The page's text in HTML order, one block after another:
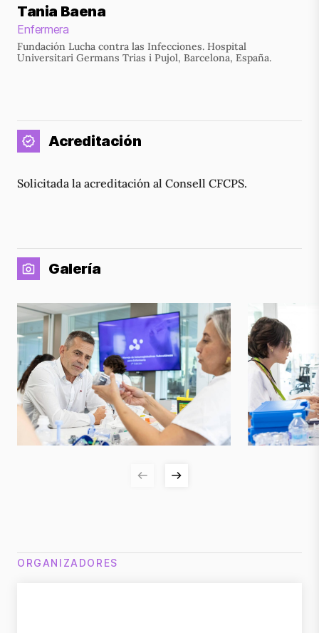
Tania Baena
Enfermera
Fundación Lucha contra las Infecciones. Hospital
Universitari Germans Trias i Pujol, Barcelona, España.
Acreditación
Solicitada la acreditación al Consell CFCPS.
Galería
ORGANIZADORES